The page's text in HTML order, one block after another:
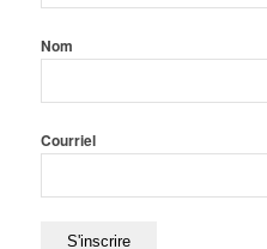
Nom
Courriel